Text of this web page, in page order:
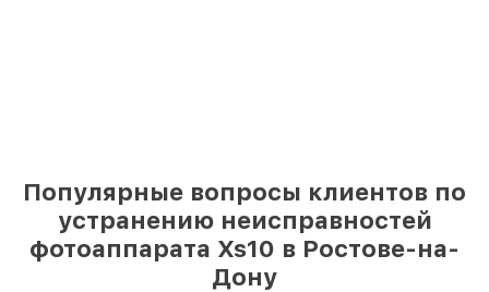
Популярные вопросы клиентов по
устранению неисправностей
фотоаппарата Xs10 в Ростове-на-
Дону